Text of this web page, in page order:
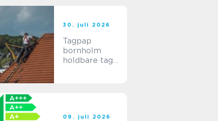
30. juli 2026
Tagpap
bornholm
holdbare tage
09. juli 2026